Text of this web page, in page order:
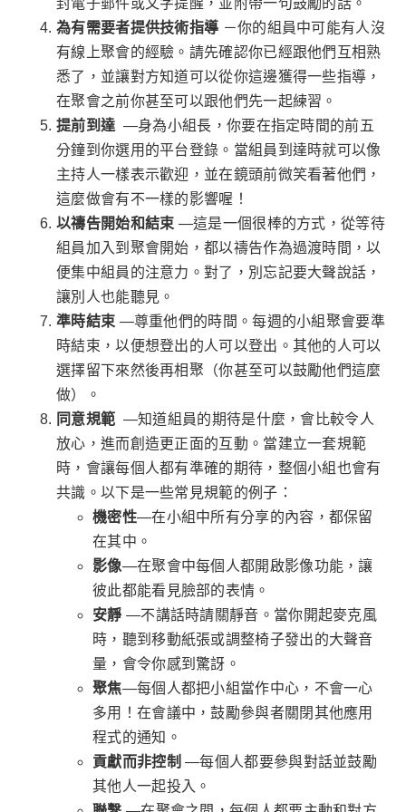
為有需要者提供技術指導 －你的組員中可能有人沒
有線上聚會的經驗。請先確認你已經跟他們互相熟
悉了，並讓對方知道可以從你這邊獲得一些指導，
在聚會之前你甚至可以跟他們先一起練習。
提前到達 —身為小組長，你要在指定時間的前五
分鐘到你選用的平台登錄。當組員到達時就可以像
主持人一樣表示歡迎，並在鏡頭前微笑看著他們，
這麼做會有不一樣的影響喔！
以禱告開始和結束 —這是一個很棒的方式，從等待
組員加入到聚會開始，都以禱告作為過渡時間，以
便集中組員的注意力。對了，別忘記要大聲說話，
讓別人也能聽見。
準時結束 —尊重他們的時間。每週的小組聚會要準
時結束，以便想登出的人可以登出。其他的人可以
選擇留下來然後再相聚（你甚至可以鼓勵他們這麼
做）。
同意規範 —知道組員的期待是什麼，會比較令人
放心，進而創造更正面的互動。當建立一套規範
時，會讓每個人都有準確的期待，整個小組也會有
共識。以下是一些常見規範的例子：
機密性—在小組中所有分享的內容，都保留
在其中。
影像—在聚會中每個人都開啟影像功能，讓
彼此都能看見臉部的表情。
安靜 —不講話時請關靜音。當你開起麥克風
時，聽到移動紙張或調整椅子發出的大聲音
量，會令你感到驚訝。
聚焦—每個人都把小組當作中心，不會一心
多用！在會議中，鼓勵參與者關閉其他應用
程式的通知。
貢獻而非控制 —每個人都要參與對話並鼓勵
其他人一起投入。